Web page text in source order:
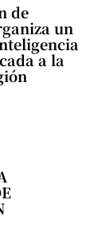
de
un
a la